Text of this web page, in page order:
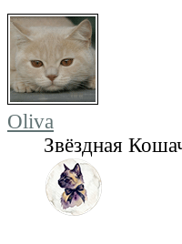
Oliva
Звёздная